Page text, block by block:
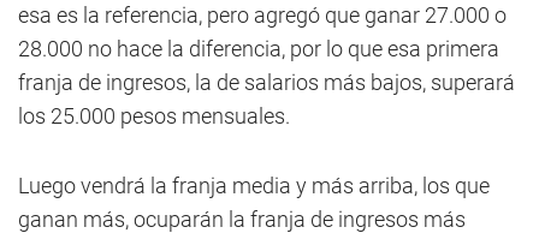
esa es la referencia, pero agregó que ganar 27.000 o
28.000 no hace la diferencia, por lo que esa primera
franja de ingresos, la de salarios más bajos, superará
los 25.000 pesos mensuales.
Luego vendrá la franja media y más arriba, los que
ganan más, ocuparán la franja de ingresos más